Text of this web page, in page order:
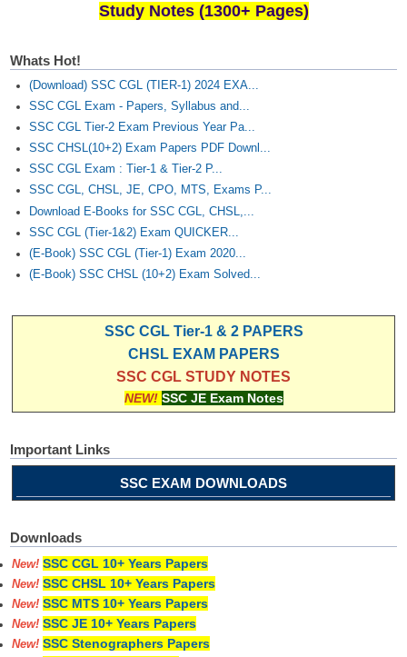
Study Notes (1300+ Pages)
Whats Hot!
(Download) SSC CGL (TIER-1) 2024 EXA...
SSC CGL Exam - Papers, Syllabus and...
SSC CGL Tier-2 Exam Previous Year Pa...
SSC CHSL(10+2) Exam Papers PDF Downl...
SSC CGL Exam : Tier-1 & Tier-2 P...
SSC CGL, CHSL, JE, CPO, MTS, Exams P...
Download E-Books for SSC CGL, CHSL,...
SSC CGL (Tier-1&2) Exam QUICKER...
(E-Book) SSC CGL (Tier-1) Exam 2020...
(E-Book) SSC CHSL (10+2) Exam Solved...
SSC CGL Tier-1 & 2 PAPERS
CHSL EXAM PAPERS
SSC CGL STUDY NOTES
NEW! SSC JE Exam Notes
Important Links
SSC EXAM DOWNLOADS
Downloads
New! SSC CGL 10+ Years Papers
New! SSC CHSL 10+ Years Papers
New! SSC MTS 10+ Years Papers
New! SSC JE 10+ Years Papers
New! SSC Stenographers Papers